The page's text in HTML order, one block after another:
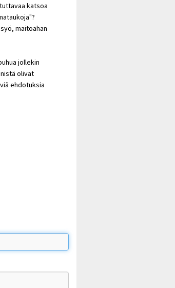
katsoa
maitoahan
jollekin
olivat
ehdotuksia